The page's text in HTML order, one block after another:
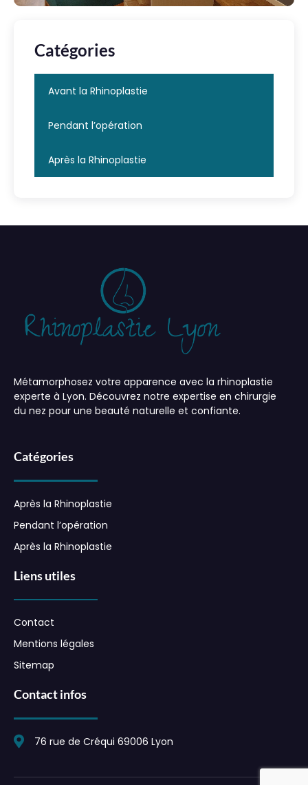
Catégories
Avant la Rhinoplastie
Pendant l’opération
Après la Rhinoplastie
Métamorphosez votre apparence avec la rhinoplastie
experte à Lyon. Découvrez notre expertise en chirurgie
du nez pour une beauté naturelle et confiante.
Catégories
Après la Rhinoplastie
Pendant l’opération
Après la Rhinoplastie
Liens utiles
Contact
Mentions légales
Sitemap
Contact infos
76 rue de Créqui 69006 Lyon